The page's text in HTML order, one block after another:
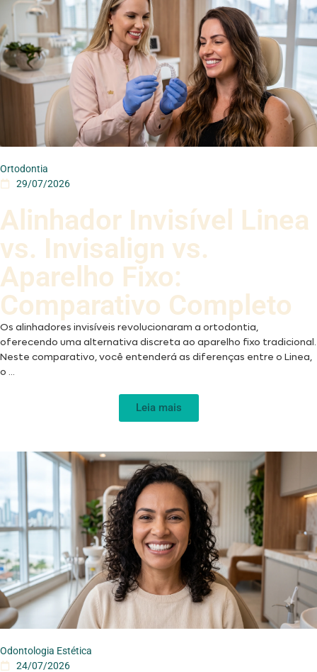
Ortodontia
29/07/2026
Alinhador Invisível Linea
vs. Invisalign vs.
Aparelho Fixo:
Comparativo Completo
Os alinhadores invisíveis revolucionaram a ortodontia,
oferecendo uma alternativa discreta ao aparelho fixo tradicional.
Neste comparativo, você entenderá as diferenças entre o Linea,
o ...
Leia mais
Odontologia Estética
24/07/2026